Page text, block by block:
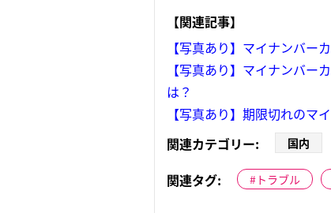
【関連記事】
【写真あり】マイナンバ
【写真あり】マイナンバ
は？
【写真あり】期限切れのマ
関連カテゴリー:
国内
関連タグ: トラブル